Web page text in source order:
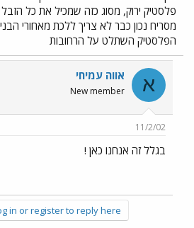
פלסטיק ירוק, מסוג כזה שמכיל את כל
מסריח נכון כבר לא צריך ללכת מאחורי
הפלסטיק השתלט על הרחובות
א אווה עמיחי
New member
11/2/02
בגלל זה אנחנו כאן !
in or register to reply here.